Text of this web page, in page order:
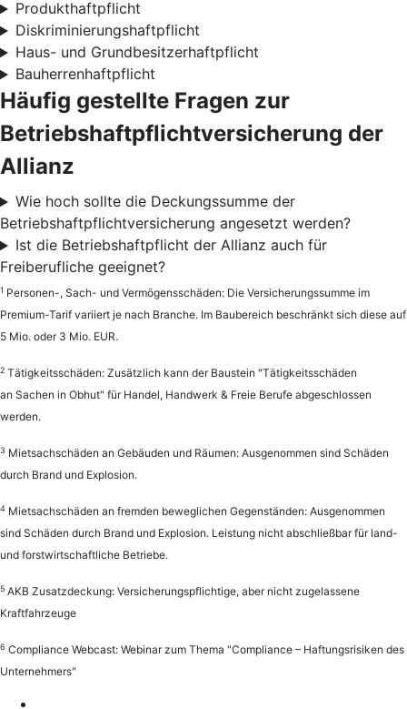
Produkthaftpflicht
Diskriminierungshaftpflicht
Haus- und Grundbesitzerhaftpflicht
Bauherrenhaftpflicht
Häufig gestellte Fragen zur
Betriebshaftpflichtversicherung der
Allianz
Wie hoch sollte die Deckungssumme der
Betriebshaftpflichtversicherung angesetzt werden?
Ist die Betriebshaftpflicht der Allianz auch für
Freiberufliche geeignet?
1 Personen-, Sach- und Vermögensschäden: Die Versicherungssumme im
Premium-Tarif variiert je nach Branche. Im Baubereich beschränkt sich diese auf
5 Mio. oder 3 Mio. EUR.
2 Tätigkeitsschäden: Zusätzlich kann der Baustein "Tätigkeitsschäden
an Sachen in Obhut" für Handel, Handwerk & Freie Berufe abgeschlossen
werden.
3 Mietsachschäden an Gebäuden und Räumen: Ausgenommen sind Schäden
durch Brand und Explosion.
4 Mietsachschäden an fremden beweglichen Gegenständen: Ausgenommen
sind Schäden durch Brand und Explosion. Leistung nicht abschließbar für land-
und forstwirtschaftliche Betriebe.
5 AKB Zusatzdeckung: Versicherungspflichtige, aber nicht zugelassene
Kraftfahrzeuge
6 Compliance Webcast: Webinar zum Thema "Compliance – Haftungsrisiken des
Unternehmers"